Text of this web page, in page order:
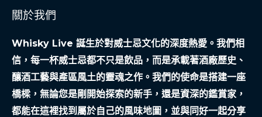
關於我們
Whisky Live 誕生於對威士忌文化的深度熱愛。我們相
信，每一杯威士忌都不只是飲品，而是承載著酒廠歷史、
釀酒工藝與產區風土的靈魂之作。我們的使命是搭建一座
橋樑，無論您是剛開始探索的新手，還是資深的鑑賞家，
都能在這裡找到屬於自己的風味地圖，並與同好一起分享